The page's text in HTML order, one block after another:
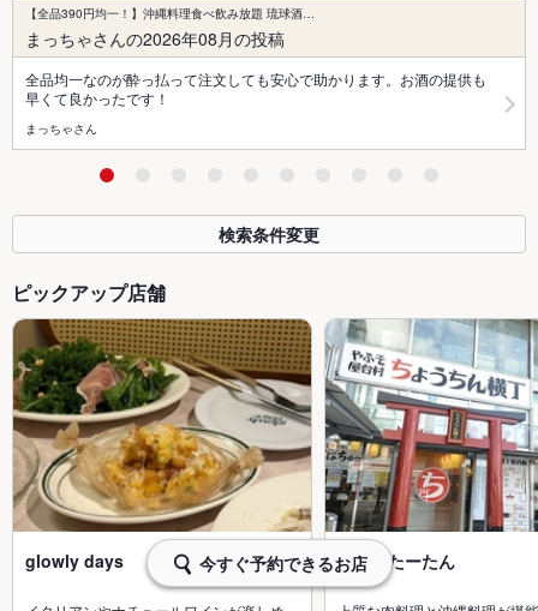
【全品390円均一！】沖縄料理食べ飲み放題 琉球酒…
まっちゃさんの2026年08月の投稿
全品均一なのが酔っ払って注文しても安心で助かります。お酒の提供も
早くて良かったです！
まっちゃさん
検索条件変更
ピックアップ店舗
glowly days 居酒屋たーたん
今すぐ予約できるお店